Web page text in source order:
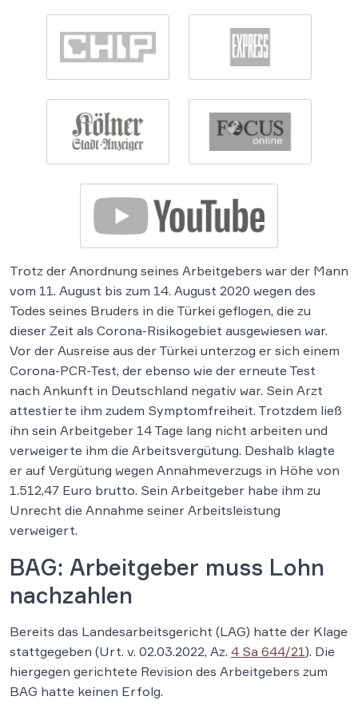
Trotz der Anordnung seines Arbeitgebers war der Mann
vom 11. August bis zum 14. August 2020 wegen des
Todes seines Bruders in die Türkei geflogen, die zu
dieser Zeit als Corona-Risikogebiet ausgewiesen war.
Vor der Ausreise aus der Türkei unterzog er sich einem
Corona-PCR-Test, der ebenso wie der erneute Test
nach Ankunft in Deutschland negativ war. Sein Arzt
attestierte ihm zudem Symptomfreiheit. Trotzdem ließ
ihn sein Arbeitgeber 14 Tage lang nicht arbeiten und
verweigerte ihm die Arbeitsvergütung. Deshalb klagte
er auf Vergütung wegen Annahmeverzugs in Höhe von
1.512,47 Euro brutto. Sein Arbeitgeber habe ihm zu
Unrecht die Annahme seiner Arbeitsleistung
verweigert.
BAG: Arbeitgeber muss Lohn
nachzahlen
Bereits das Landesarbeitsgericht (LAG) hatte der Klage
stattgegeben (Urt. v. 02.03.2022, Az. 4 Sa 644/21). Die
hiergegen gerichtete Revision des Arbeitgebers zum
BAG hatte keinen Erfolg.